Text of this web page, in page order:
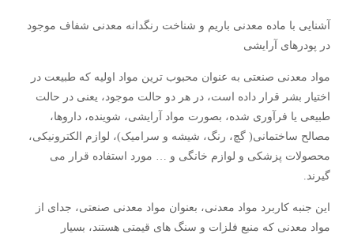
آشنایی با ماده معدنی باریم و شناخت رنگدانه معدنی شفاف موجود
در پودرهای آرایشی
مواد معدنی صنعتی به عنوان محبوب ترین مواد اولیه که طبیعت در
اختیار بشر قرار داده است، در هر دو حالت موجود، یعنی در حالت
طبیعی یا فرآوری شده، بصورت مواد آرایشی، شوینده، داروها،
مصالح ساختمانی( گچ، رنگ، شیشه و سرامیک)، لوازم الکترونیکی،
محصولات پزشکی و لوازم خانگی و … مورد استفاده قرار می
گیرند.
این جنبه کاربرد مواد معدنی، بعنوان مواد معدنی صنعتی، جدای از
مواد معدنی که منبع فلزات و سنگ های قیمتی هستند، بسیار